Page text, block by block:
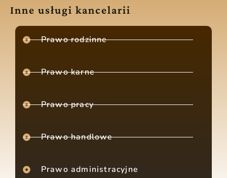
Inne usługi kancelarii
Prawo rodzinne
Prawo karne
Prawo pracy
Prawo handlowe
Prawo administracyjne